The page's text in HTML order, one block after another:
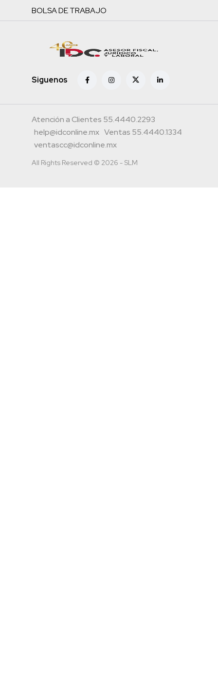
BOLSA DE TRABAJO
Siguenos
Atención a Clientes 55.4440.2293
help@idconline.mx Ventas 55.4440.1334
ventascc@idconline.mx
All Rights Reserved © 2026 - SLM